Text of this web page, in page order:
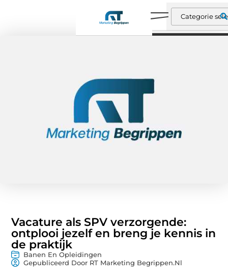
Vacature als SPV verzorgende:
ontplooi jezelf en breng je kennis in
de praktijk
Banen En Opleidingen
Gepubliceerd Door RT Marketing Begrippen.nl